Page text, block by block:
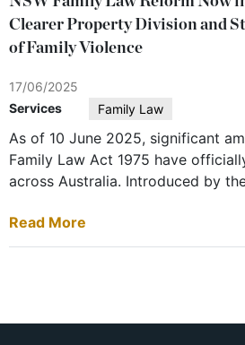
Clearer Property Division and
of Family Violence
17/06/2025
Services
Family Law
As of 10 June 2025, significant
Family Law Act 1975 have
across Australia. Introduced by
Read More